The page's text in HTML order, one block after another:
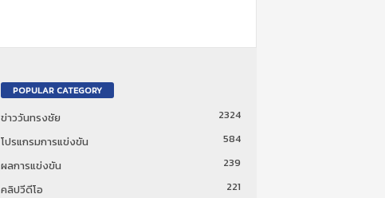
POPULAR CATEGORY
ข่าววันทรงชัย
2324
โปรแกรมการแข่งขัน
584
ผลการแข่งขัน
239
คลิปวีดีโอ
221